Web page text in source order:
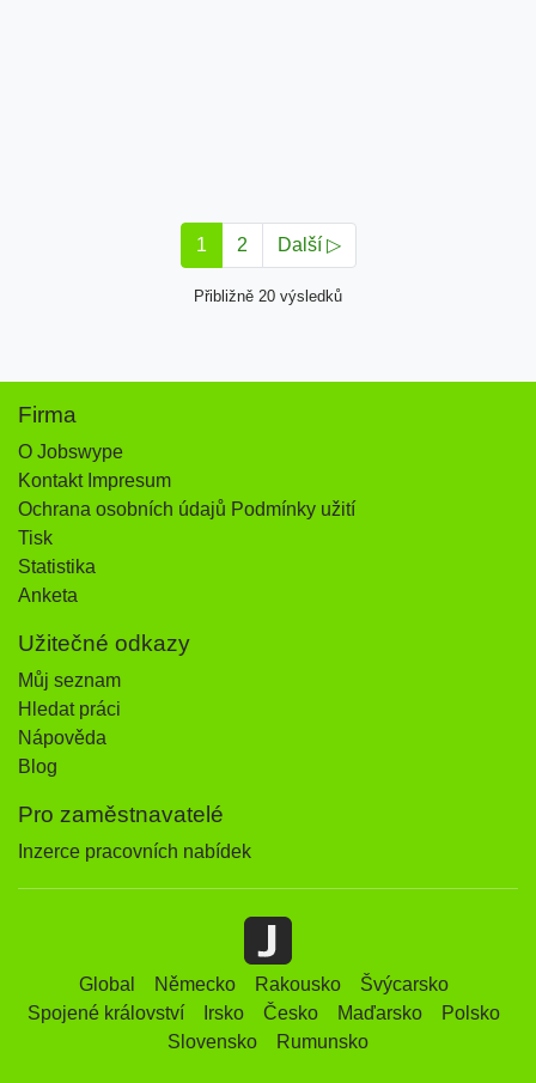
1 2 Další ▷
Přibližně 20 výsledků
Firma
O Jobswype
Kontakt Impresum
Ochrana osobních údajů Podmínky užití
Tisk
Statistika
Anketa
Užitečné odkazy
Můj seznam
Hledat práci
Nápověda
Blog
Pro zaměstnavatelé
Inzerce pracovních nabídek
Global Německo Rakousko
Švýcarsko
Spojené království
Irsko Česko Maďarsko
Polsko
Slovensko
Rumunsko